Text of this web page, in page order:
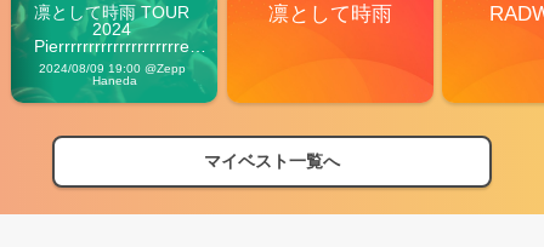
凛として時雨 TOUR
2024
Pierrrrrrrrrrrrrrrrrrrre
Vibes
2024/08/09 19:00 @Zepp
Haneda
凛として時雨
マイベスト一覧へ